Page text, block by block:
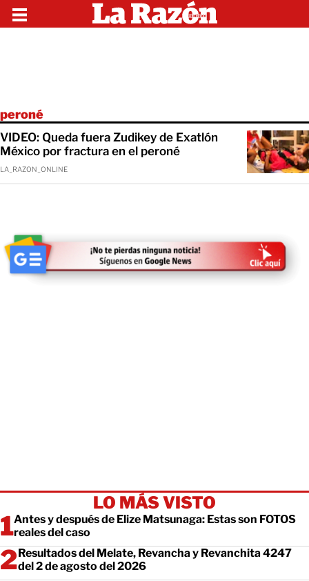
peroné
VIDEO: Queda fuera Zudikey de Exatlón
México por fractura en el peroné
LA_RAZON_ONLINE
LO MÁS VISTO
Antes y después de Elize Matsunaga: Estas son FOTOS
reales del caso
Resultados del Melate, Revancha y Revanchita 4247
del 2 de agosto del 2026